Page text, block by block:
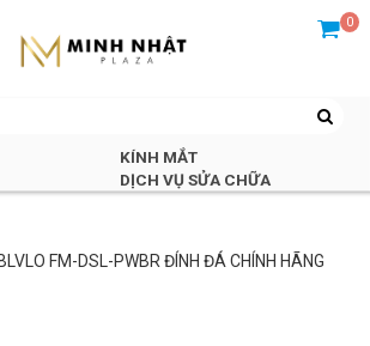
0
KÍNH MẮT
DỊCH VỤ SỬA CHỮA
FM-DSL-PWBR ĐÍNH ĐÁ CHÍNH HÃNG